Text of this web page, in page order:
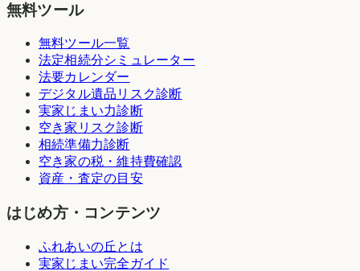
無料ツール
無料ツール一覧
法定相続分シミュレーター
法要カレンダー
デジタル遺品リスク診断
実家じまい力診断
空き家リスク診断
相続準備力診断
空き家の税・維持費確認
資産・査定の目安
はじめ方・コンテンツ
ふれあいの丘とは
実家じまい完全ガイド